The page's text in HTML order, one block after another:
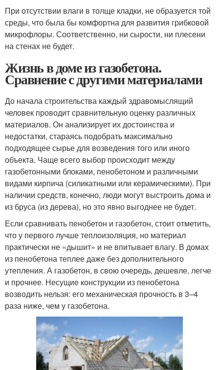
При отсутствии влаги в толще кладки, не образуется той
среды, что была бы комфортна для развития грибковой
микрофлоры. Соответственно, ни сырости, ни плесени
на стенах не будет.
Жизнь в доме из газобетона.
Сравнение с другими материалами
До начала строительства каждый здравомыслящий
человек проводит сравнительную оценку различных
материалов. Он анализирует их достоинства и
недостатки, стараясь подобрать максимально
подходящее сырье для возведения того или иного
объекта. Чаще всего выбор происходит между
газобетонными блоками, пенобетоном и различными
видами кирпича (силикатными или керамическими). При
наличии средств, конечно, люди могут выстроить дома и
из бруса (из дерева), но это явно выгоднее не будет.
Если сравнивать пенобетон и газобетон, стоит отметить,
что у первого лучше теплоизоляция, но материал
практически не «дышит» и не впитывает влагу. В домах
из пенобетона теплее даже без дополнительного
утепления. А газобетон, в свою очередь, дешевле, легче
и прочнее. Несущие конструкции из пенобетона
возводить нельзя: его механическая прочность в 3–4
раза ниже, чем у газобетона.